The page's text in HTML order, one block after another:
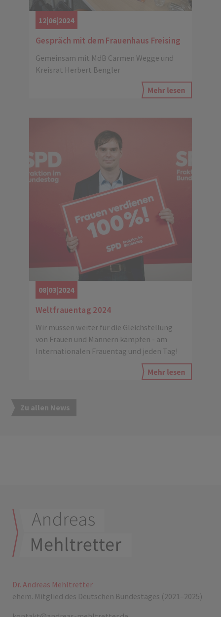
12|06|2024
Gespräch mit dem Frauenhaus Freising
Gemeinsam mit MdB Carmen Wegge und
Kreisrat Herbert Bengler
08|03|2024
Weltfrauentag 2024
Wir müssen weiter für die Gleichstellung
von Frauen und Männern kämpfen - am
Internationalen Frauentag und jeden Tag!
Zu allen News
Dr. Andreas Mehltretter
ehem. Mitglied des Deutschen Bundestages (2021–2025)